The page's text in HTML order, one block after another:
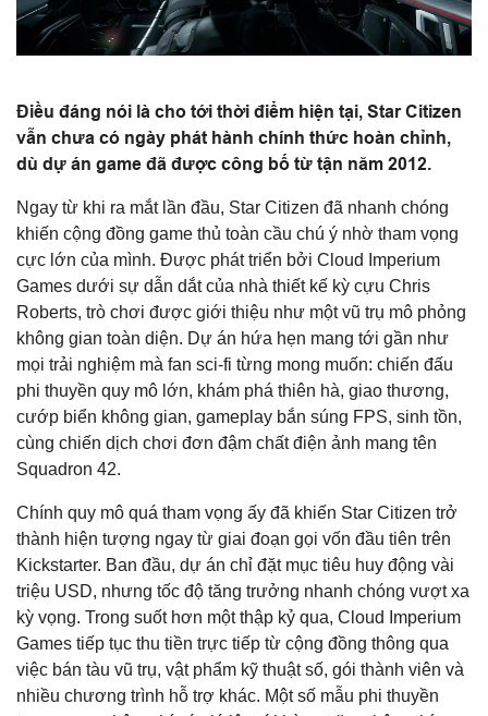
Điều đáng nói là cho tới thời điểm hiện tại, Star Citizen
vẫn chưa có ngày phát hành chính thức hoàn chỉnh,
dù dự án game đã được công bố từ tận năm 2012.
Ngay từ khi ra mắt lần đầu, Star Citizen đã nhanh chóng
khiến cộng đồng game thủ toàn cầu chú ý nhờ tham vọng
cực lớn của mình. Được phát triển bởi Cloud Imperium
Games dưới sự dẫn dắt của nhà thiết kế kỳ cựu Chris
Roberts, trò chơi được giới thiệu như một vũ trụ mô phỏng
không gian toàn diện. Dự án hứa hẹn mang tới gần như
mọi trải nghiệm mà fan sci-fi từng mong muốn: chiến đấu
phi thuyền quy mô lớn, khám phá thiên hà, giao thương,
cướp biển không gian, gameplay bắn súng FPS, sinh tồn,
cùng chiến dịch chơi đơn đậm chất điện ảnh mang tên
Squadron 42.
Chính quy mô quá tham vọng ấy đã khiến Star Citizen trở
thành hiện tượng ngay từ giai đoạn gọi vốn đầu tiên trên
Kickstarter. Ban đầu, dự án chỉ đặt mục tiêu huy động vài
triệu USD, nhưng tốc độ tăng trưởng nhanh chóng vượt xa
kỳ vọng. Trong suốt hơn một thập kỷ qua, Cloud Imperium
Games tiếp tục thu tiền trực tiếp từ cộng đồng thông qua
việc bán tàu vũ trụ, vật phẩm kỹ thuật số, gói thành viên và
nhiều chương trình hỗ trợ khác. Một số mẫu phi thuyền